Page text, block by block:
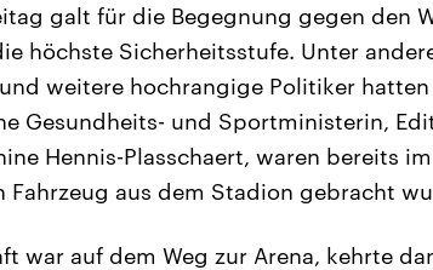
galt für die Begegnung gegen den
höchste Sicherheitsstufe. Unter
weitere hochrangige Politiker
Gesundheits- und Sportministerin,
Hennis-Plasschaert, waren bereits
aus dem Stadion gebracht
war auf dem Weg zur Arena, kehrte